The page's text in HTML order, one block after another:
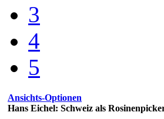
3
4
5
Ansichts-Optionen
Hans Eichel: Schweiz als